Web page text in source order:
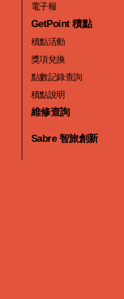
電子報
GetPoint 積點
積點活動
獎項兌換
點數記錄查詢
積點說明
維修查詢
Sabre 智旅創新